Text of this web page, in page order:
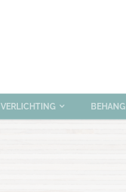
VERLICHTING BEHANG